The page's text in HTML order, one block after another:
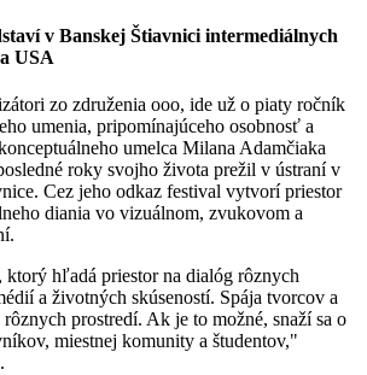
v Banskej Štiavnici intermediálnych
USA
zo združenia ooo, ide už o piaty ročník
umenia, pripomínajúceho osobnosť a
umelca Milana Adamčiaka
roky svojho života prežil v ústraní v
Cez jeho odkaz festival vytvorí priestor
diania vo vizuálnom, zvukovom a
hľadá priestor na dialóg rôznych
a životných skúseností. Spája tvorcov a
prostredí. Ak je to možné, snaží sa o
miestnej komunity a študentov,"